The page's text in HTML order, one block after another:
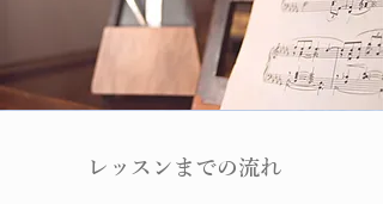
​レッスンまでの流れ